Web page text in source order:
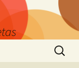
Buscar: